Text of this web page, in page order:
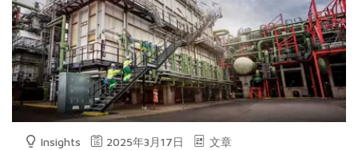
Insights 2025年3月17日 文章